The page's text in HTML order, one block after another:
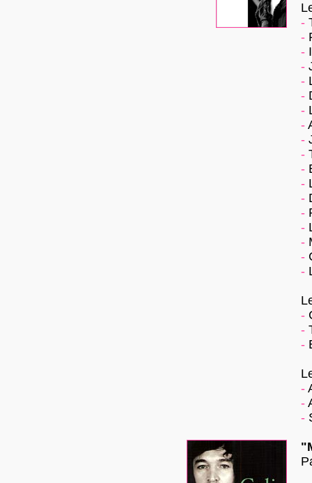
-
-
-
-
-
-
-
-
-
-
-
-
-
-
-
-
-
-
-
-
-
-
-
-